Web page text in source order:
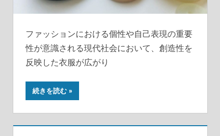
ファッションにおける個性や自己表現の重要
性が意識される現代社会において、創造性を
反映した衣服が広がり
続きを読む